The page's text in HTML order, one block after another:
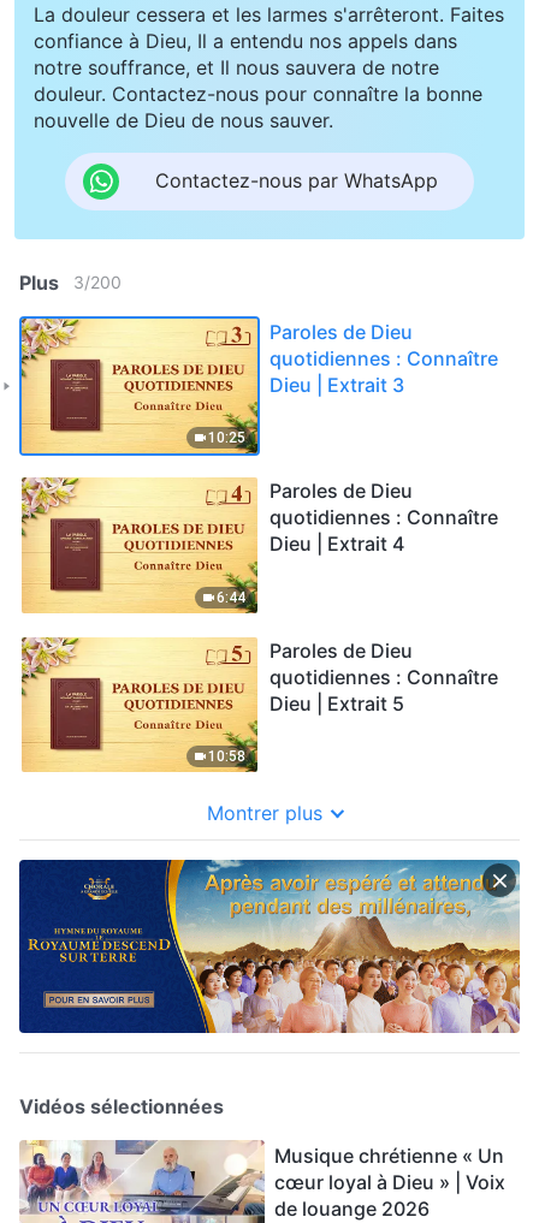
La douleur cessera et les larmes s'arrêteront. Faites
confiance à Dieu, Il a entendu nos appels dans
notre souffrance, et Il nous sauvera de notre
douleur. Contactez-nous pour connaître la bonne
nouvelle de Dieu de nous sauver.
Contactez-nous par WhatsApp
Plus 3/200
10:25
Paroles de Dieu
quotidiennes : Connaître
Dieu | Extrait 3
6:44
Paroles de Dieu
quotidiennes : Connaître
Dieu | Extrait 4
10:58
Paroles de Dieu
quotidiennes : Connaître
Dieu | Extrait 5
Montrer plus
Vidéos sélectionnées
Musique chrétienne « Un
cœur loyal à Dieu » | Voix
de louange 2026